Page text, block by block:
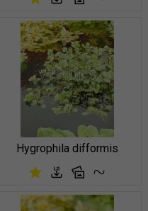
Hygrophila difformis